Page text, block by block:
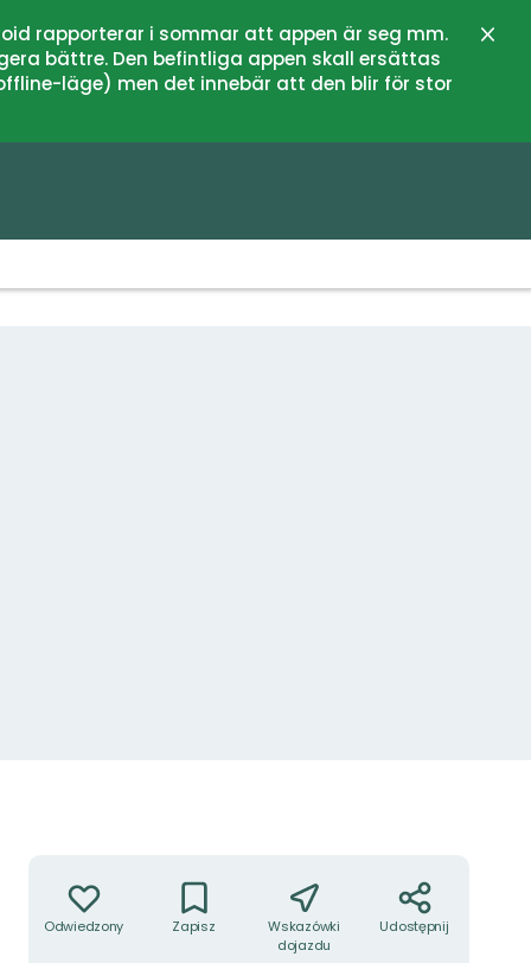
rapporterar i sommar att appen är seg mm.
bättre. Den befintliga appen skall ersättas
läge) men det innebär att den blir för stor
Odwiedzony Zapisz
Wskazówki
dojazdu
Udostępnij